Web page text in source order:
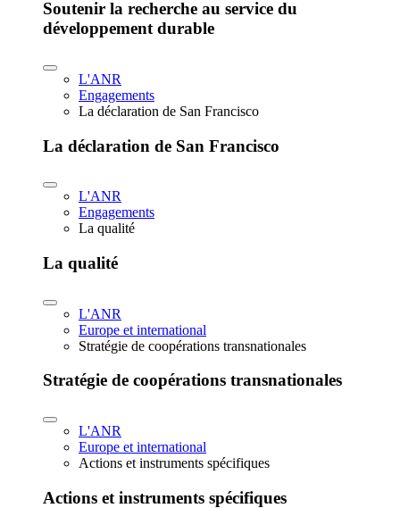
Soutenir la recherche au service du
développement durable
L'ANR
Engagements
La déclaration de San Francisco
La déclaration de San Francisco
L'ANR
Engagements
La qualité
La qualité
L'ANR
Europe et international
Stratégie de coopérations transnationales
Stratégie de coopérations transnationales
L'ANR
Europe et international
Actions et instruments spécifiques
Actions et instruments spécifiques